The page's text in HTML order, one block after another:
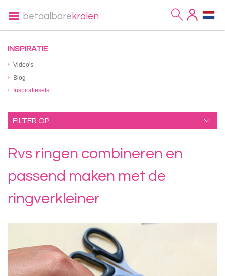
betaalbare kralen
INSPIRATIE
Video's
Blog
Inspiratiesets
FILTER OP
Rvs ringen combineren en
passend maken met de
ringverkleiner